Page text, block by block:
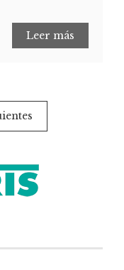
Leer más